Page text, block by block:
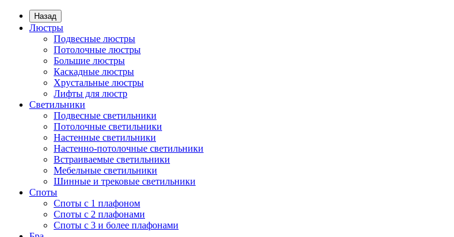
Назад
Люстры
Подвесные люстры
Потолочные люстры
Большие люстры
Каскадные люстры
Хрустальные люстры
Лифты для люстр
Светильники
Подвесные светильники
Потолочные светильники
Настенные светильники
Настенно-потолочные светильники
Встраиваемые светильники
Мебельные светильники
Шинные и трековые светильники
Споты
Споты с 1 плафоном
Споты с 2 плафонами
Споты с 3 и более плафонами